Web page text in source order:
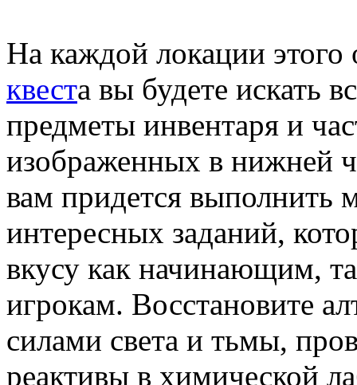
На каждой локации этого
квеста вы будете искать
предметы инвентаря и
изображенных в нижней
вам придется выполнить
интересных заданий,
вкусу как начинающим,
игрокам. Восстановите
силами света и тьмы,
реактивы в химической